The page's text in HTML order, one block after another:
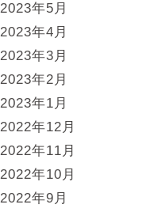
2023年5月
2023年4月
2023年3月
2023年2月
2023年1月
2022年12月
2022年11月
2022年10月
2022年9月